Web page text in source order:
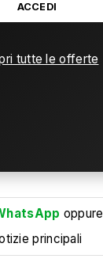
ACCEDI
tutte le offerte
oppure
principali